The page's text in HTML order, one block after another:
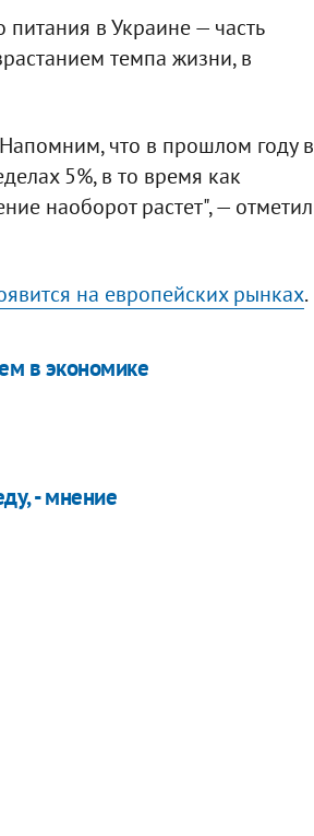
в Украине — часть
темпа жизни, в
что в прошлом году в
5%, в то время как
наоборот растет", — отметил
на европейских рынках.
в экономике
- мнение